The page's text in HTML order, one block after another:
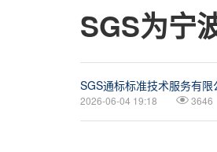
SGS为宁
SGS通标标准技术服务有限
2026-06-04 19:18 3646